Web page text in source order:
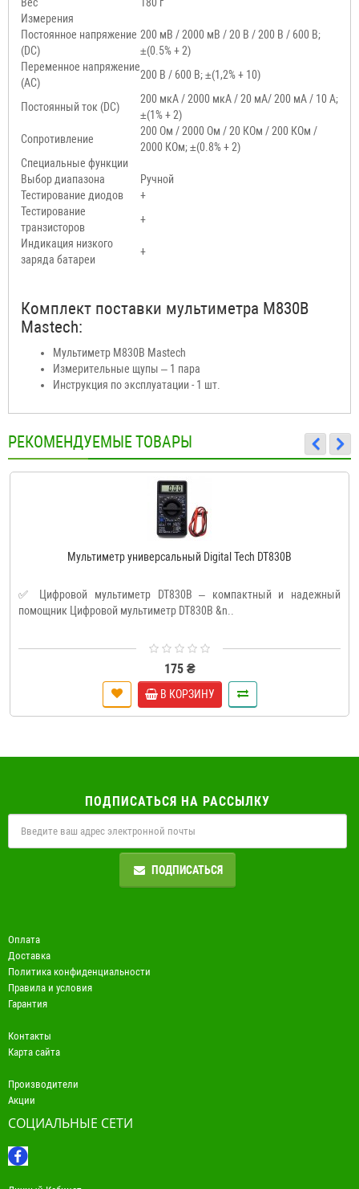
Измерения
Постоянное напряжение
(DC)
200 мВ / 2000 мВ / 20 В / 200 В / 600 В;
±(0.5% + 2)
Переменное напряжение
(AC)
200 В / 600 В; ±(1,2% + 10)
Постоянный ток (DC)
200 мкА / 2000 мкА / 20 мА/ 200 мА / 10 А;
±(1% + 2)
Сопротивление
200 Ом / 2000 Ом / 20 КОм / 200 КОм /
2000 КОм; ±(0.8% + 2)
Специальные функции
Выбор диапазона
Ручной
Тестирование диодов
+
Тестирование
транзисторов
+
Индикация низкого
заряда батареи
+
Комплект поставки мультиметра M830B
Mastech:
Мультиметр M830B Mastech
Измерительные щупы – 1 пара
Инструкция по эксплуатации - 1 шт.
РЕКОМЕНДУЕМЫЕ ТОВАРЫ
Мультиметр универсальный Digital Tech DT830B
✅ Цифровой мультиметр DT830B – компактный и надежный
помощник Цифровой мультиметр DT830B &n..
175 ₴
В КОРЗИНУ
ПОДПИСАТЬСЯ НА РАССЫЛКУ
ПОДПИСАТЬСЯ
Оплата
Доставка
Политика конфиденциальности
Правила и условия
Гарантия
Контакты
Карта сайта
Производители
Акции
СОЦИАЛЬНЫЕ СЕТИ